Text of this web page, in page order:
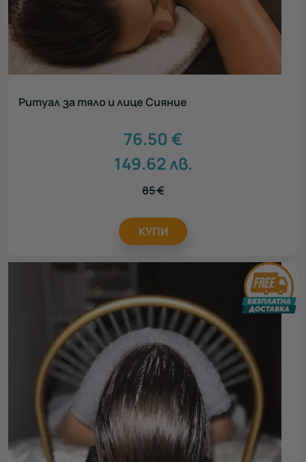
Ритуал за тяло и лице Сияние
76.50 €
149.62лв.
85€
КУПИ